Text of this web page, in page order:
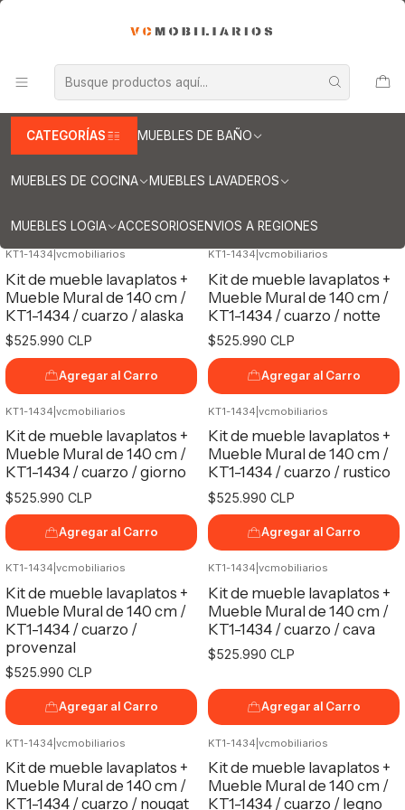
CATEGORÍAS MUEBLES DE BAÑO
MUEBLES DE COCINA MUEBLES LAVADEROS
MUEBLES LOGIA ACCESORIOSENVIOS A REGIONES
Kit de Muebles de 140 cm
Kit de Muebles de 140 cm
Filtros
KT1-1434 vcmobiliarios
Kit de mueble lavaplatos +
Mueble Mural de 140 cm /
KT1-1434 / cuarzo / alaska
$525.990 CLP
Agregar al Carro
KT1-1434 vcmobiliarios
Kit de mueble lavaplatos +
Mueble Mural de 140 cm /
KT1-1434 / cuarzo / notte
$525.990 CLP
Agregar al Carro
KT1-1434 vcmobiliarios
Kit de mueble lavaplatos +
Mueble Mural de 140 cm /
KT1-1434 / cuarzo / giorno
$525.990 CLP
Agregar al Carro
KT1-1434 vcmobiliarios
Kit de mueble lavaplatos +
Mueble Mural de 140 cm /
KT1-1434 / cuarzo / rustico
$525.990 CLP
Agregar al Carro
KT1-1434 vcmobiliarios
Kit de mueble lavaplatos +
Mueble Mural de 140 cm /
KT1-1434 / cuarzo /
provenzal
$525.990 CLP
Agregar al Carro
KT1-1434 vcmobiliarios
Kit de mueble lavaplatos +
Mueble Mural de 140 cm /
KT1-1434 / cuarzo / cava
$525.990 CLP
Agregar al Carro
KT1-1434 vcmobiliarios
Kit de mueble lavaplatos +
Mueble Mural de 140 cm /
KT1-1434 / cuarzo / nougat
KT1-1434 vcmobiliarios
Kit de mueble lavaplatos +
Mueble Mural de 140 cm /
KT1-1434 / cuarzo / legno